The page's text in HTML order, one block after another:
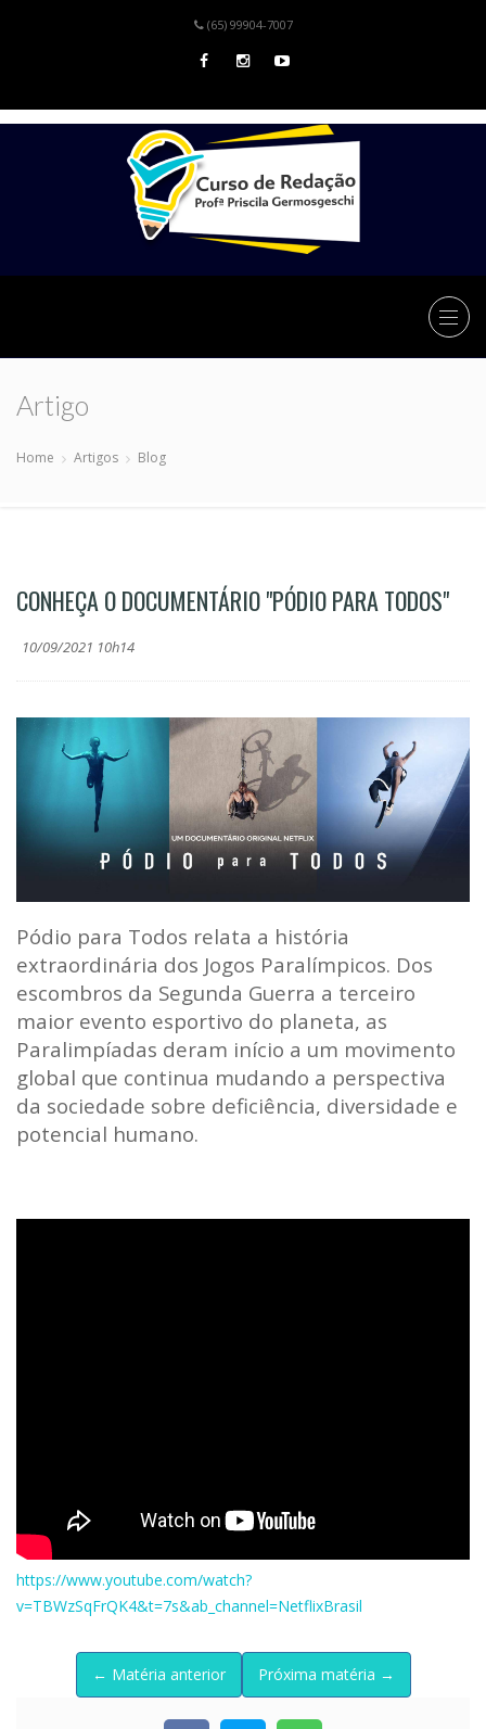
(65) 99904-7007
Artigo
Home Artigos Blog
CONHEÇA O DOCUMENTÁRIO "PÓDIO PARA TODOS"
10/09/2021 10h14
Pódio para Todos relata a história
extraordinária dos Jogos Paralímpicos. Dos
escombros da Segunda Guerra a terceiro
maior evento esportivo do planeta, as
Paralimpíadas deram início a um movimento
global que continua mudando a perspectiva
da sociedade sobre deficiência, diversidade e
potencial humano.
https://www.youtube.com/watch?
v=TBWzSqFrQK4&t=7s&ab_channel=NetflixBrasil
← Matéria anterior Próxima matéria →